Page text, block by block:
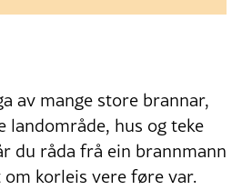
av mange store brannar,
landområde, hus og teke
du råda frå ein brannmann
korleis vere føre var.